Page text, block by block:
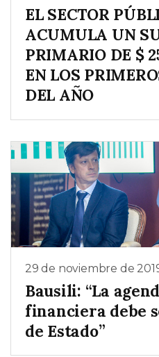
EL SECTOR
ACUMULA UN
PRIMARIO DE $
EN LOS
DEL AÑO
29 de noviembre de
Bausili: “La
financiera debe
de Estado”